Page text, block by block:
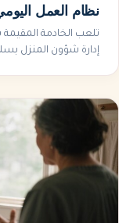
نظام العمل
تلعب الخادمة
إدارة شؤون المنزل